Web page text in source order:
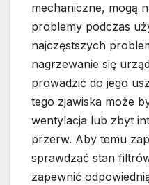
mechaniczne, mogą
problemy podczas
najczęstszych
nagrzewanie się
prowadzić do jego
tego zjawiska może
wentylacja lub zbyt
przerw. Aby temu
sprawdzać stan
zapewnić